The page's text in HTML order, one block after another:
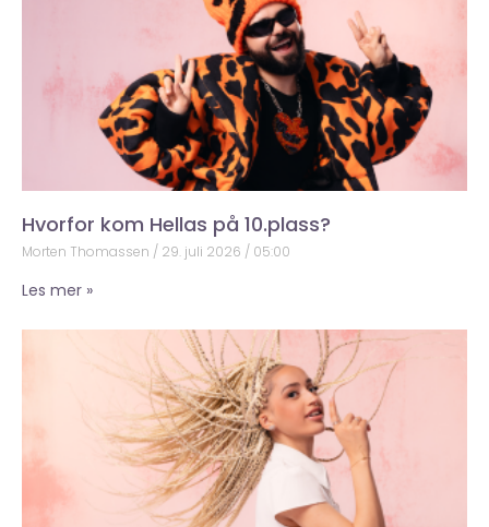
Hvorfor kom Hellas på 10.plass?
Morten Thomassen 29. juli 2026 05:00
Les mer »